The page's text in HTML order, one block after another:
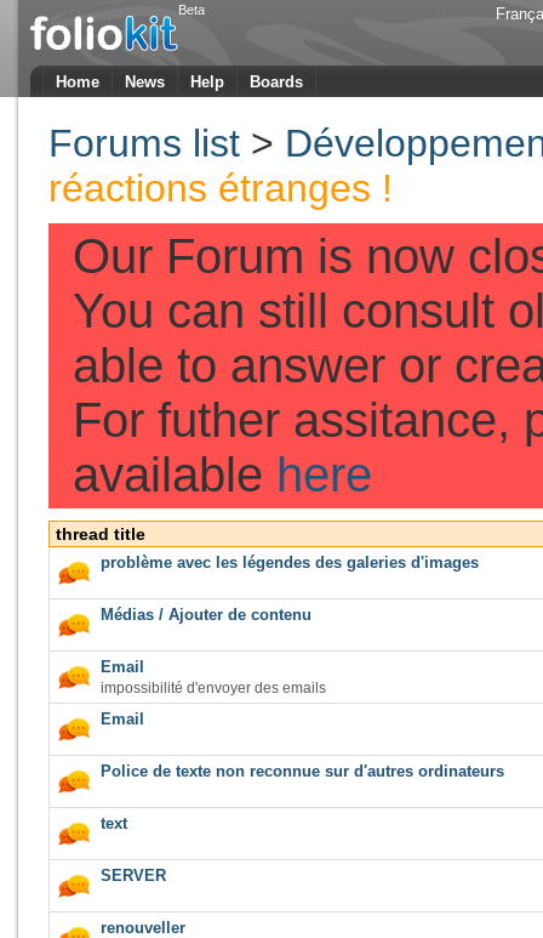
Beta
Home News Help Boards
Forums list >
réactions étranges !
Our Forum is now
You can still consult
able to answer or
For futher assitance,
available here
thread title
problème avec les légendes des galeries d'images
Médias / Ajouter de contenu
Email
impossibilité d'envoyer des emails
Email
Police de texte non reconnue sur d'autres ordinateurs
text
SERVER
renouveller